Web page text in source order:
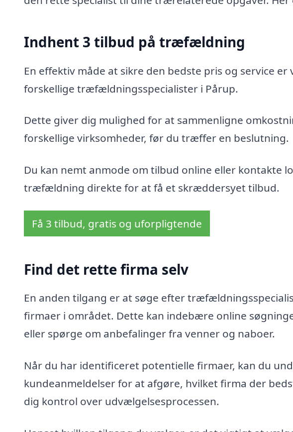
Indhent 3 tilbud på træfældning
En effektiv måde at sikre den bedste pris og service
forskellige træfældningsspecialister i Pårup.
Dette giver dig mulighed for at sammenligne
forskellige virksomheder, før du træffer en beslutning.
Du kan nemt anmode om tilbud online eller kontakte
træfældning direkte for at få et skræddersyet tilbud.
Få 3 tilbud, gratis og uforpligtende
Find det rette firma selv
En anden tilgang er at søge efter
firmaer i området. Dette kan indebære online
eller spørge om anbefalinger fra venner og naboer.
Når du har identificeret potentielle firmaer, kan du
kundeanmeldelser for at afgøre, hvilket firma der
dig kontrol over udvælgelsesprocessen.